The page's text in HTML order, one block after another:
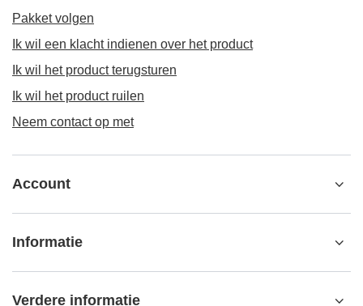
Pakket volgen
Ik wil een klacht indienen over het product
Ik wil het product terugsturen
Ik wil het product ruilen
Neem contact op met
Account
Informatie
Verdere informatie